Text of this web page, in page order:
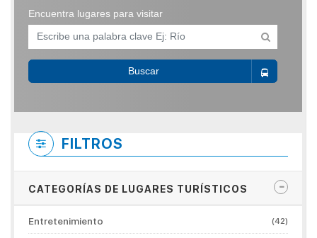
Encuentra lugares para visitar
Buscar
FILTROS
CATEGORÍAS DE LUGARES TURÍSTICOS
Entretenimiento (42)